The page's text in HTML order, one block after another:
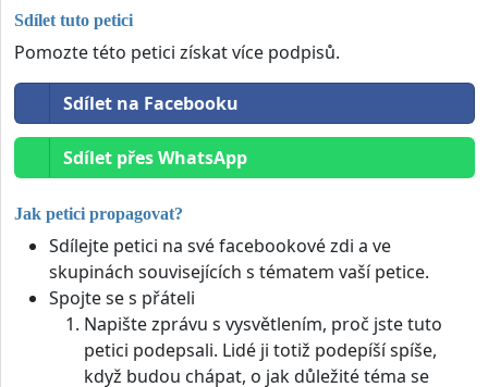
Sdílet tuto petici
Pomozte této petici získat více podpisů.
Sdílet na Facebooku
Sdílet přes WhatsApp
Jak petici propagovat?
Sdílejte petici na své facebookové zdi a ve
skupinách souvisejících s tématem vaší petice.
Spojte se s přáteli
Napište zprávu s vysvětlením, proč jste tuto
petici podepsali. Lidé ji totiž podepíší spíše,
když budou chápat, o jak důležité téma se